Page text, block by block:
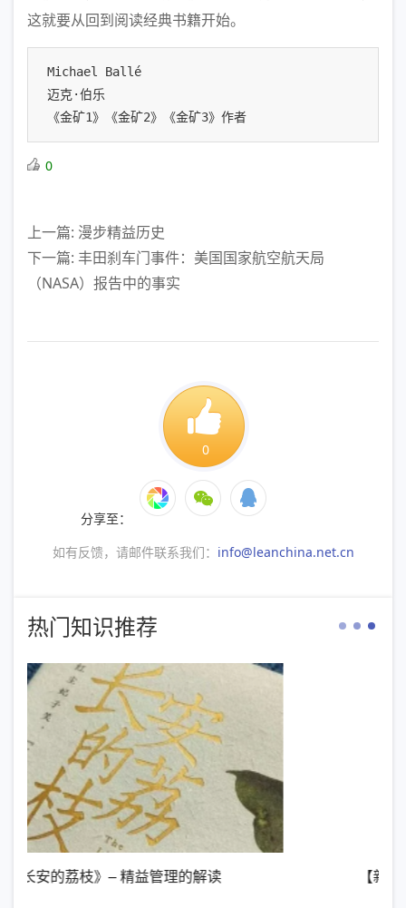
这就要从回到阅读经典书籍开始。
Michael Ballé
迈克·伯乐
《金矿1》《金矿2》《金矿3》作者
0
上一篇: 漫步精益历史
下一篇: 丰田刹车门事件：美国国家航空航天局
（NASA）报告中的事实
0
分享至：
如有反馈，请邮件联系我们： info@leanchina.net.cn
热门知识推荐
【新书推荐】丰田模式的14项管理原则